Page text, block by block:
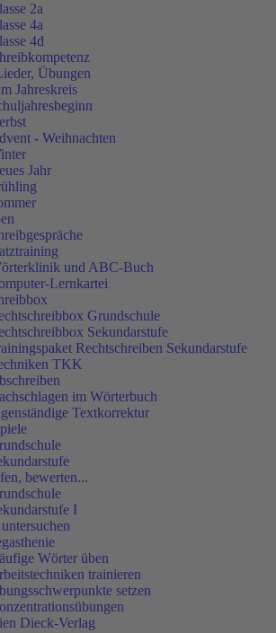
2a
4a
4d
Übungen
Jahreskreis
- Weihnachten
Jahr
und ABC-Buch
Lernkartei
Grundschule
Sekundarstufe
Rechtschreiben Sekundarstufe
TKK
im Wörterbuch
Textkorrektur
bewerten...
I
Wörter üben
trainieren
setzen
Dieck-Verlag